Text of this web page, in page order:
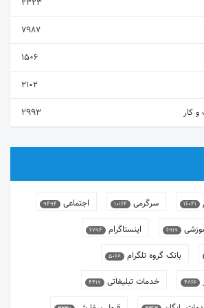
2323
7987
1506
2102
و کار
2993
16041 سرگرمی 10164 اجتماعی 9494
6919 اینستاگرام 6794
بانک گروه تلگرام 5068
4866 خدمات تبلیغاتی 4417